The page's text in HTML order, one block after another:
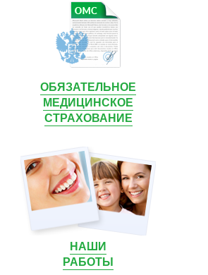
ОБЯЗАТЕЛЬНОЕ
МЕДИЦИНСКОЕ
СТРАХОВАНИЕ
НАШИ
РАБОТЫ